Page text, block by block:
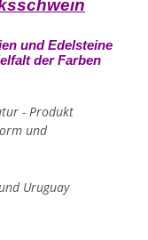
und Edelsteine
der Farben
- Produkt
und
Uruguay